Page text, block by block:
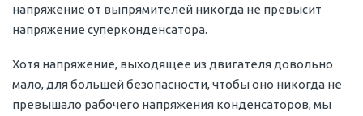
напряжение от выпрямителей никогда не превысит
напряжение суперконденсатора.
Хотя напряжение, выходящее из двигателя довольно
мало, для большей безопасности, чтобы оно никогда не
превышало рабочего напряжения конденсаторов, мы